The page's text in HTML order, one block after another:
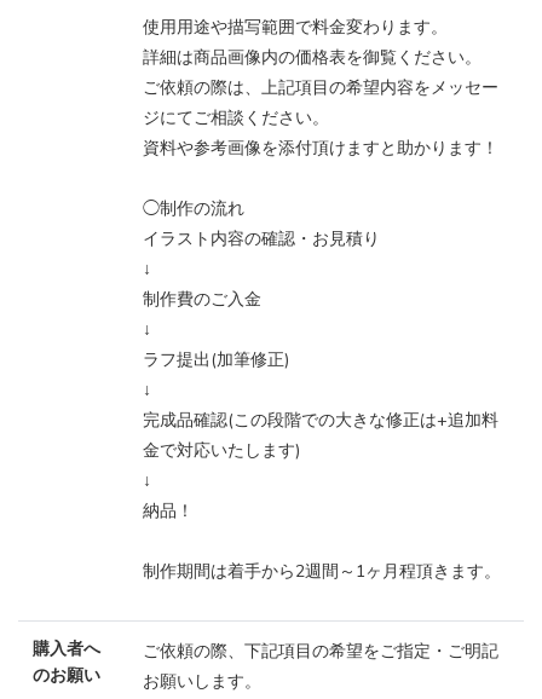
使用用途や描写範囲で料金変わります。
詳細は商品画像内の価格表を御覧ください。
ご依頼の際は、上記項目の希望内容をメッセー
ジにてご相談ください。
資料や参考画像を添付頂けますと助かります！
◯制作の流れ
イラスト内容の確認・お見積り
↓
制作費のご入金
↓
ラフ提出(加筆修正)
↓
完成品確認(この段階での大きな修正は+追加料
金で対応いたします)
↓
納品！
制作期間は着手から2週間～1ヶ月程頂きます。
購入者へ
のお願い
ご依頼の際、下記項目の希望をご指定・ご明記
お願いします。